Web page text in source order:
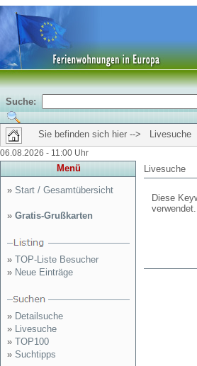
Suche:
Sie befinden sich hier --> Livesuche
06.08.2026 - 11:00 Uhr
Menü
» Start / Gesamtübersicht
» Gratis-Grußkarten
» TOP-Liste Besucher
» Neue Einträge
» Detailsuche
» Livesuche
» TOP100
» Suchtipps
Livesuche
Diese
verwendet.